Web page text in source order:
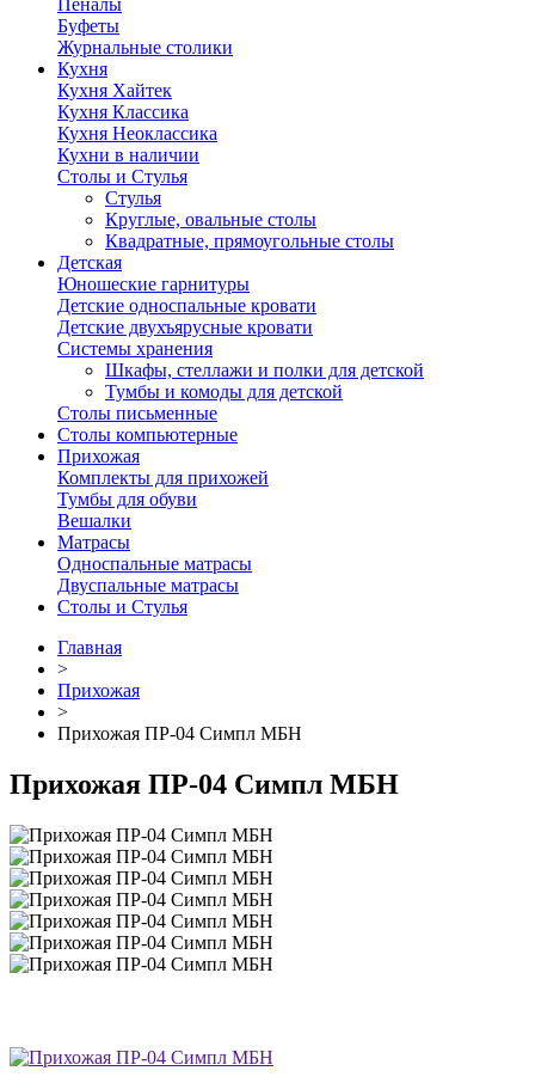
Пеналы
Буфеты
Журнальные столики
Кухня
Кухня Хайтек
Кухня Классика
Кухня Неоклассика
Кухни в наличии
Столы и Стулья
Стулья
Круглые, овальные столы
Квадратные, прямоугольные столы
Детская
Юношеские гарнитуры
Детские односпальные кровати
Детские двухъярусные кровати
Системы хранения
Шкафы, стеллажи и полки для детской
Тумбы и комоды для детской
Столы письменные
Столы компьютерные
Прихожая
Комплекты для прихожей
Тумбы для обуви
Вешалки
Матрасы
Односпальные матрасы
Двуспальные матрасы
Столы и Стулья
Главная
>
Прихожая
>
Прихожая ПР-04 Симпл МБН
Прихожая ПР-04 Симпл МБН